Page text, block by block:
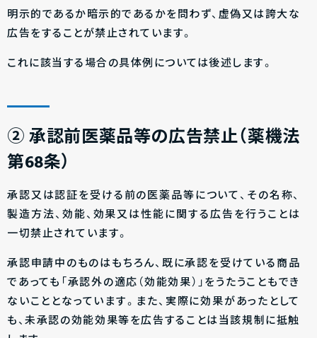
明示的であるか暗示的であるかを問わず、虚偽又は誇大な
広告をすることが禁止されています。
これに該当する場合の具体例については後述します。
②承認前医薬品等の広告禁止（薬機法
第68条）
承認又は認証を受ける前の医薬品等について、その名称、
製造方法、効能、効果又は性能に関する広告を行うことは
一切禁止されています。
承認申請中のものはもちろん、既に承認を受けている商品
であっても「承認外の適応（効能効果）」をうたうこともでき
ないこととなっています。また、実際に効果があったとして
も、未承認の効能効果等を広告することは当該規制に抵触